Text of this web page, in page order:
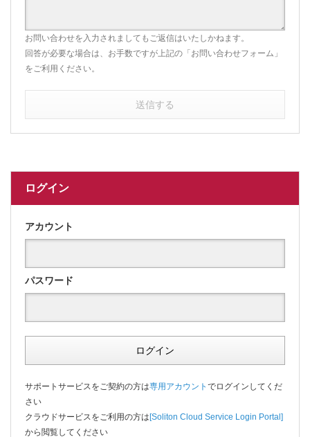
お問い合わせを入力されましてもご返信はいたしかねます。
回答が必要な場合は、お手数ですが上記の「お問い合わせフォーム」
をご利用ください。
送信する
ログイン
アカウント
パスワード
ログイン
サポートサービスをご契約の方は専用アカウント でログインしてくだ
さい
クラウドサービスをご利用の方は[Soliton Cloud Service Login Portal]
から閲覧してください